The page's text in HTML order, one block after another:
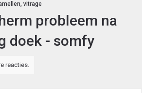
vitrage
probleem na
doek - somfy
reacties.